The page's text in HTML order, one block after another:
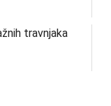
travnjaka